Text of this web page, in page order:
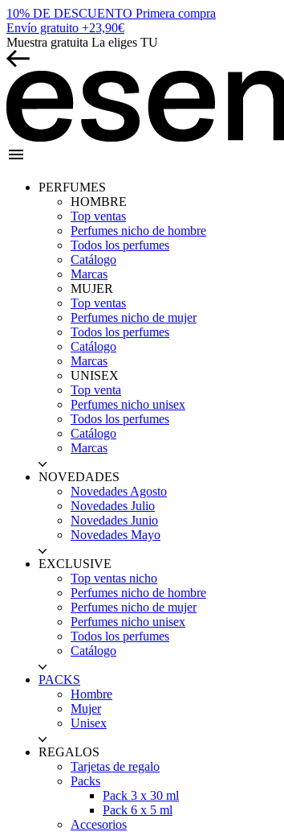
10% DE DESCUENTO Primera compra
Envío gratuito +23,90€
Muestra gratuita La eliges TU
menu
PERFUMES
HOMBRE
Top ventas
Perfumes nicho de hombre
Todos los perfumes
Catálogo
Marcas
MUJER
Top ventas
Perfumes nicho de mujer
Todos los perfumes
Catálogo
Marcas
UNISEX
Top venta
Perfumes nicho unisex
Todos los perfumes
Catálogo
Marcas
NOVEDADES
Novedades Agosto
Novedades Julio
Novedades Junio
Novedades Mayo
EXCLUSIVE
Top ventas nicho
Perfumes nicho de hombre
Perfumes nicho de mujer
Perfumes nicho unisex
Todos los perfumes
Catálogo
PACKS
Hombre
Mujer
Unisex
REGALOS
Tarjetas de regalo
Packs
Pack 3 x 30 ml
Pack 6 x 5 ml
Accesorios